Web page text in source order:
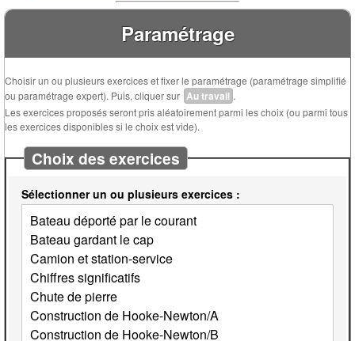
Paramétrage
Choisir un ou plusieurs exercices et fixer le paramétrage (paramétrage simplifié
ou paramétrage expert). Puis, cliquer sur Au travail .
Les exercices proposés seront pris aléatoirement parmi les choix (ou parmi tous
les exercices disponibles si le choix est vide).
Choix des exercices
Sélectionner un ou plusieurs exercices :